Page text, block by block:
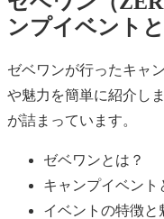
ンプイベント
ゼベワンが行ったキャ
や魅力を簡単に紹介し
が詰まっています。
ゼベワンとは？
キャンプイベント
イベントの特徴と